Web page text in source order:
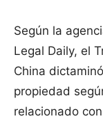
Según la
Legal Daily, el
China
propiedad
relacionado